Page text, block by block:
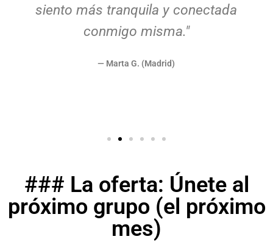
siento más tranquila y conectada
conmigo misma."
— Marta G. (Madrid)
### La oferta: Únete al
próximo grupo (el próximo
mes)